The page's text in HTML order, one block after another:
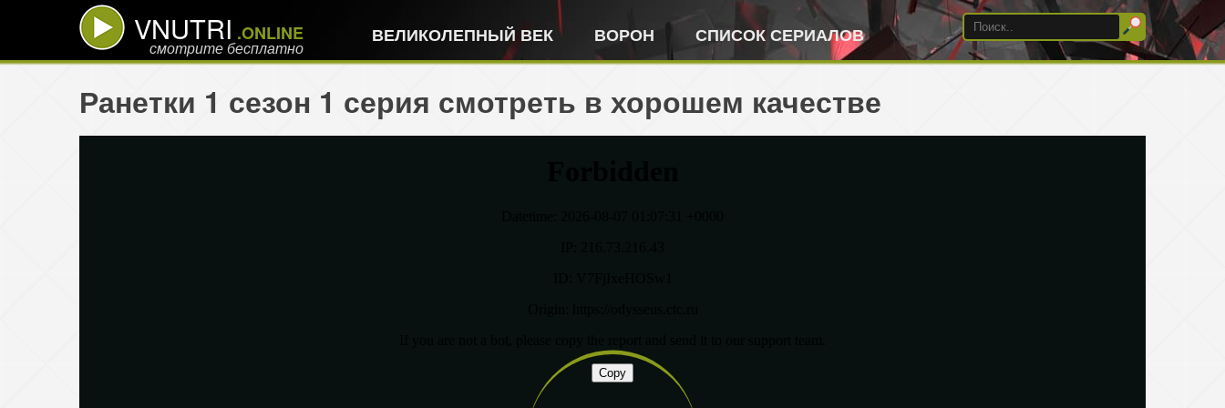
VNUTRI .ONLINE
смотрите бесплатно
ВЕЛИКОЛЕПНЫЙ ВЕК ВОРОН СПИСОК СЕРИАЛОВ
Ранетки 1 сезон 1 серия смотреть в хорошем качестве